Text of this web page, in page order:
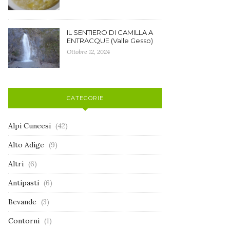
IL SENTIERO DI CAMILLA A
ENTRACQUE (Valle Gesso)
Ottobre 12, 2024
CATEGORIE
Alpi Cuneesi (42)
Alto Adige (9)
Altri (6)
Antipasti (6)
Bevande (3)
Contorni (1)